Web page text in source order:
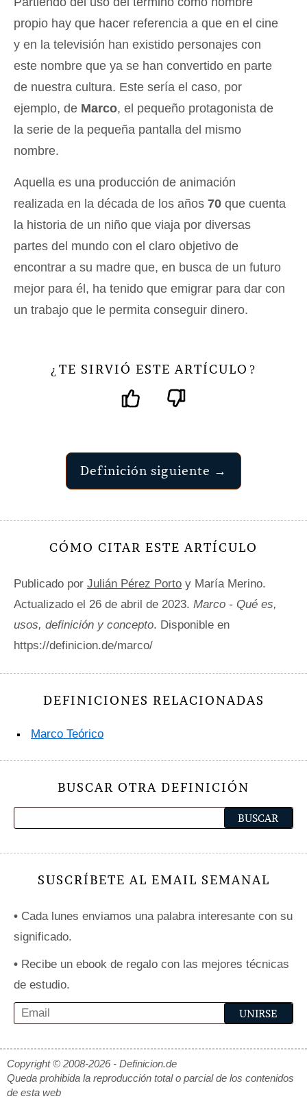
propio hay que hacer referencia a que en el cine
y en la televisión han existido personajes con
este nombre que ya se han convertido en parte
de nuestra cultura. Este sería el caso, por
ejemplo, de Marco, el pequeño protagonista de
la serie de la pequeña pantalla del mismo
nombre.
Aquella es una producción de animación
realizada en la década de los años 70 que cuenta
la historia de un niño que viaja por diversas
partes del mundo con el claro objetivo de
encontrar a su madre que, en busca de un futuro
mejor para él, ha tenido que emigrar para dar con
un trabajo que le permita conseguir dinero.
¿ TE SIRVIÓ ESTE ARTÍCULO ?
Definición siguiente →
CÓMO CITAR ESTE ARTÍCULO
Publicado por Julián Pérez Porto y María Merino.
Actualizado el 26 de abril de 2023. Marco - Qué es,
usos, definición y concepto. Disponible en
https://definicion.de/marco/
DEFINICIONES RELACIONADAS
Marco Teórico
BUSCAR OTRA DEFINICIÓN
SUSCRÍBETE AL EMAIL SEMANAL
• Cada lunes enviamos una palabra interesante con su
significado.
• Recibe un ebook de regalo con las mejores técnicas
de estudio.
Copyright © 2008-2026 - Definicion.de
Queda prohibida la reproducción total o parcial de los contenidos
de esta web